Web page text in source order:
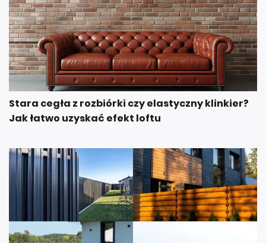
Stara cegła z rozbiórki czy elastyczny klinkier?
Jak łatwo uzyskać efekt loftu